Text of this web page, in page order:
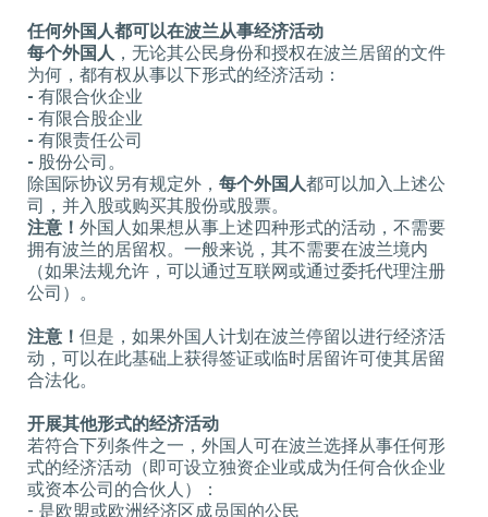
任何外国人都可以在波兰从事经济活动
每个外国人 ，无论其公民身份和授权在波兰居留的文件
为何，都有权从事以下形式的经济活动：
- 有限合伙企业
- 有限合股企业
- 有限责任公司
- 股份公司。
除国际协议另有规定外， 每个外国人都可以加入上述公
司，并入股或购买其股份或股票。
注意！ 外国人如果想从事上述四种形式的活动，不需要
拥有波兰的居留权。一般来说，其不需要在波兰境内
（如果法规允许，可以通过互联网或通过委托代理注册
公司）。
注意！ 但是，如果外国人计划在波兰停留以进行经济活
动，可以在此基础上获得签证或临时居留许可使其居留
合法化。
开展其他形式的经济活动
若符合下列条件之一，外国人可在波兰选择从事任何形
式的经济活动（即可设立独资企业或成为任何合伙企业
或资本公司的合伙人）：
- 是欧盟或欧洲经济区成员国的公民